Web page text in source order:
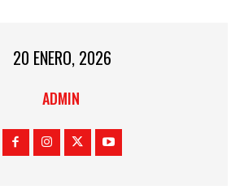
20 ENERO, 2026
ADMIN